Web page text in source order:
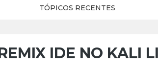
TÓPICOS RECENTES
IDE NO KALI